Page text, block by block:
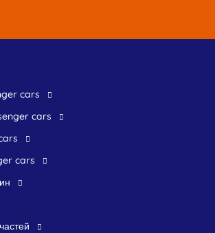
cars
cars
cars